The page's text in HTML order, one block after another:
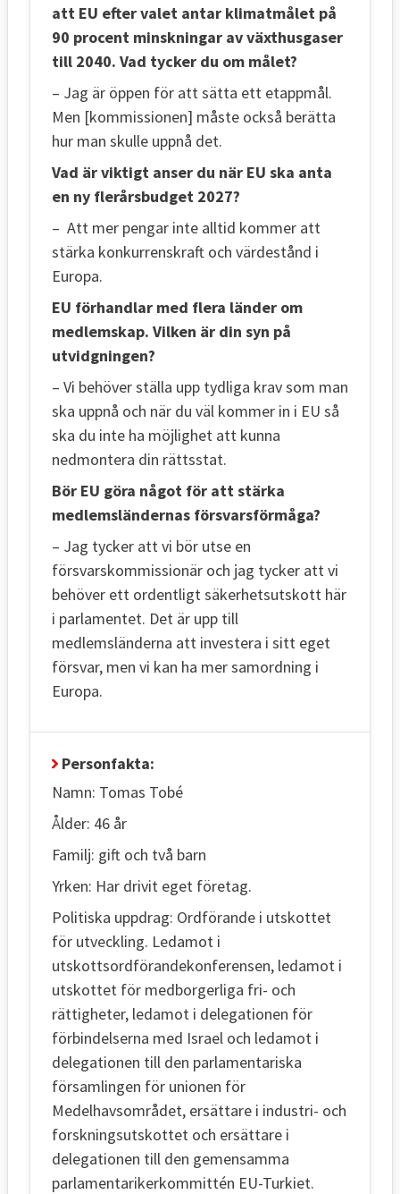
att EU efter valet antar klimatmålet på
90 procent minskningar av växthusgaser
till 2040. Vad tycker du om målet?
– Jag är öppen för att sätta ett etappmål.
Men [kommissionen] måste också berätta
hur man skulle uppnå det.
Vad är viktigt anser du när EU ska anta
en ny flerårsbudget 2027?
– Att mer pengar inte alltid kommer att
stärka konkurrenskraft och värdestånd i
Europa.
EU förhandlar med flera länder om
medlemskap. Vilken är din syn på
utvidgningen?
– Vi behöver ställa upp tydliga krav som man
ska uppnå och när du väl kommer in i EU så
ska du inte ha möjlighet att kunna
nedmontera din rättsstat.
Bör EU göra något för att stärka
medlemsländernas försvarsförmåga?
– Jag tycker att vi bör utse en
försvarskommissionär och jag tycker att vi
behöver ett ordentligt säkerhetsutskott här
i parlamentet. Det är upp till
medlemsländerna att investera i sitt eget
försvar, men vi kan ha mer samordning i
Europa.
Personfakta:
Namn: Tomas Tobé
Ålder: 46 år
Familj: gift och två barn
Yrken: Har drivit eget företag.
Politiska uppdrag: Ordförande i utskottet
för utveckling. Ledamot i
utskottsordförandekonferensen, ledamot i
utskottet för medborgerliga fri- och
rättigheter, ledamot i delegationen för
förbindelserna med Israel och ledamot i
delegationen till den parlamentariska
församlingen för unionen för
Medelhavsområdet, ersättare i industri- och
forskningsutskottet och ersättare i
delegationen till den gemensamma
parlamentarikerkommittén EU-Turkiet.